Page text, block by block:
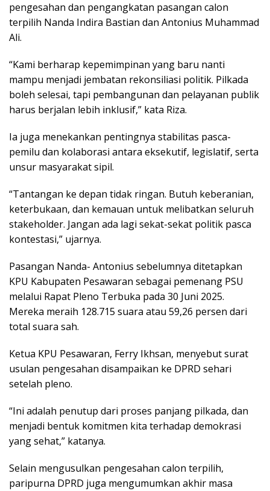
pengesahan dan pengangkatan pasangan calon
terpilih Nanda Indira Bastian dan Antonius Muhammad
Ali.
“Kami berharap kepemimpinan yang baru nanti
mampu menjadi jembatan rekonsiliasi politik. Pilkada
boleh selesai, tapi pembangunan dan pelayanan publik
harus berjalan lebih inklusif,” kata Riza.
Ia juga menekankan pentingnya stabilitas pasca-
pemilu dan kolaborasi antara eksekutif, legislatif, serta
unsur masyarakat sipil.
“Tantangan ke depan tidak ringan. Butuh keberanian,
keterbukaan, dan kemauan untuk melibatkan seluruh
stakeholder. Jangan ada lagi sekat-sekat politik pasca
kontestasi,” ujarnya.
Pasangan Nanda- Antonius sebelumnya ditetapkan
KPU Kabupaten Pesawaran sebagai pemenang PSU
melalui Rapat Pleno Terbuka pada 30 Juni 2025.
Mereka meraih 128.715 suara atau 59,26 persen dari
total suara sah.
Ketua KPU Pesawaran, Ferry Ikhsan, menyebut surat
usulan pengesahan disampaikan ke DPRD sehari
setelah pleno.
“Ini adalah penutup dari proses panjang pilkada, dan
menjadi bentuk komitmen kita terhadap demokrasi
yang sehat,” katanya.
Selain mengusulkan pengesahan calon terpilih,
paripurna DPRD juga mengumumkan akhir masa